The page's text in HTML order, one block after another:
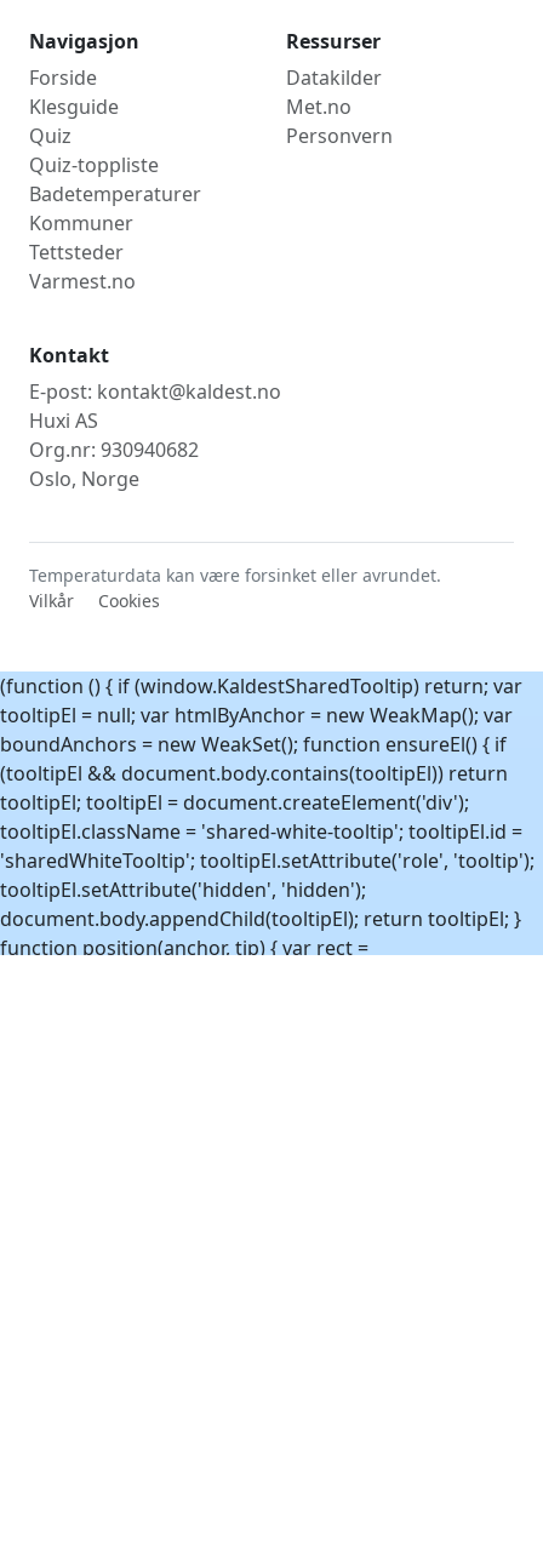
Navigasjon
Forside
Klesguide
Quiz
Quiz-toppliste
Badetemperaturer
Kommuner
Tettsteder
Varmest.no
Ressurser
Datakilder
Met.no
Personvern
Kontakt
E-post: kontakt@kaldest.no
Huxi AS
Org.nr: 930940682
Oslo, Norge
Temperaturdata kan være forsinket eller avrundet.
Vilkår
Cookies
(function () { if (window.KaldestSharedTooltip) return; var
tooltipEl = null; var htmlByAnchor = new WeakMap(); var
boundAnchors = new WeakSet(); function ensureEl() { if
(tooltipEl && document.body.contains(tooltipEl)) return
tooltipEl; tooltipEl = document.createElement('div');
tooltipEl.className = 'shared-white-tooltip'; tooltipEl.id =
'sharedWhiteTooltip'; tooltipEl.setAttribute('role', 'tooltip');
tooltipEl.setAttribute('hidden', 'hidden');
document.body.appendChild(tooltipEl); return tooltipEl; }
function position(anchor, tip) { var rect =